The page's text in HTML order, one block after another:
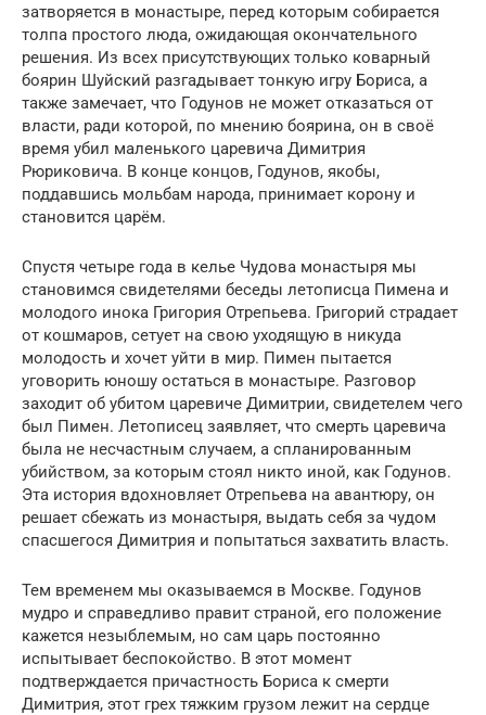
затворяется в монастыре, перед которым собирается
толпа простого люда, ожидающая окончательного
решения. Из всех присутствующих только коварный
боярин Шуйский разгадывает тонкую игру Бориса, а
также замечает, что Годунов не может отказаться от
власти, ради которой, по мнению боярина, он в своё
время убил маленького царевича Димитрия
Рюриковича. В конце концов, Годунов, якобы,
поддавшись мольбам народа, принимает корону и
становится царём.
Спустя четыре года в келье Чудова монастыря мы
становимся свидетелями беседы летописца Пимена и
молодого инока Григория Отрепьева. Григорий страдает
от кошмаров, сетует на свою уходящую в никуда
молодость и хочет уйти в мир. Пимен пытается
уговорить юношу остаться в монастыре. Разговор
заходит об убитом царевиче Димитрии, свидетелем чего
был Пимен. Летописец заявляет, что смерть царевича
была не несчастным случаем, а спланированным
убийством, за которым стоял никто иной, как Годунов.
Эта история вдохновляет Отрепьева на авантюру, он
решает сбежать из монастыря, выдать себя за чудом
спасшегося Димитрия и попытаться захватить власть.
Тем временем мы оказываемся в Москве. Годунов
мудро и справедливо правит страной, его положение
кажется незыблемым, но сам царь постоянно
испытывает беспокойство. В этот момент
подтверждается причастность Бориса к смерти
Димитрия, этот грех тяжким грузом лежит на сердце